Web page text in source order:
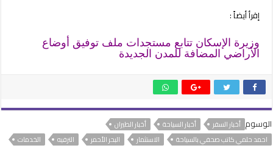
إقرأ أيضاً :
وزيرة الإسكان تتابع مستجدات ملف توفيق أوضاع
الأراضي المضافة للمدن الجديدة
الوسوم أخبار السفر أخبار السياحة
أخبار الطيران
احمد حلمي كاتب صحفي بالسياحة
الاستثمار البحر الأحمر الترفيه
الخدمات